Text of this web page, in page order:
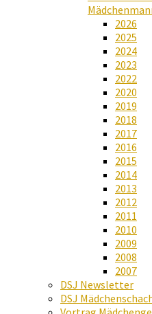
2026
2025
2024
2023
2022
2020
2019
2018
2017
2016
2015
2014
2013
2012
2011
2010
2009
2008
2007
DSJ Newsletter
DSJ